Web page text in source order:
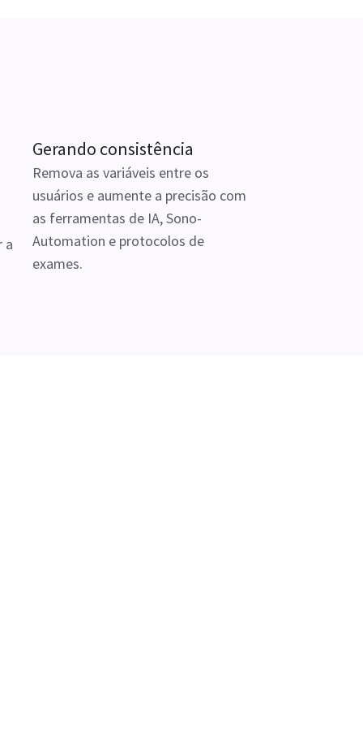
a
Gerando consistência
Remova as variáveis entre os
usuários e aumente a precisão com
as ferramentas de IA, Sono-
Automation e protocolos de
exames.